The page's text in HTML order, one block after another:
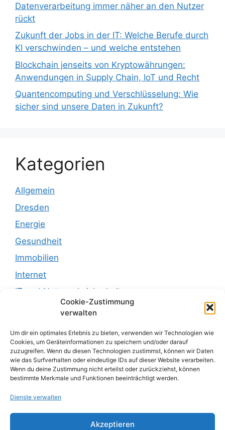
Cookie-Zustimmung
verwalten
Um dir ein optimales Erlebnis zu bieten, verwenden wir Technologien wie
Cookies, um Geräteinformationen zu speichern und/oder darauf
zuzugreifen. Wenn du diesen Technologien zustimmst, können wir Daten
wie das Surfverhalten oder eindeutige IDs auf dieser Website verarbeiten.
Wenn du deine Zustimmung nicht erteilst oder zurückziehst, können
bestimmte Merkmale und Funktionen beeinträchtigt werden.
Dienste verwalten
Akzeptieren
Datenverarbeitung immer näher an den Nutzer
rückt
Zukunft der Jobs in der IT: Welche Berufe durch
KI verschwinden – und welche entstehen
Blockchain jenseits von Kryptowährungen:
Anwendungen in Supply Chain, IoT und Recht
Quantencomputing und Verschlüsselung: Wie
sicher sind unsere Daten in Zukunft?
Kategorien
Allgemein
Dresden
Energie
Gesundheit
Immobilien
Internet
IT und Netzwerksicherheit
Recht und Justiz
Reisen
sachsen
sonstiges